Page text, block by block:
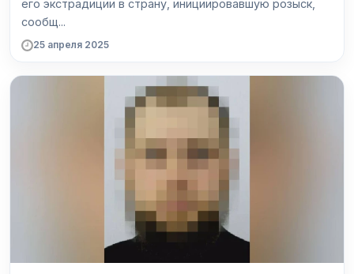
его экстрадиции в страну, инициировавшую розыск,
сообщ...
25 апреля 2025